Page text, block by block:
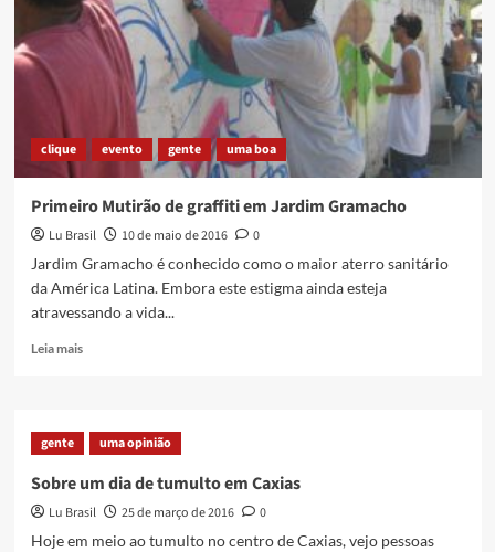
clique evento gente uma boa
Primeiro Mutirão de graffiti em Jardim Gramacho
Lu Brasil 10 de maio de 2016
0
Jardim Gramacho é conhecido como o maior aterro sanitário
da América Latina. Embora este estigma ainda esteja
atravessando a vida...
Leia maisRead
Mutirão
em
Jardim
Gramacho
gente uma opinião
Sobre um dia de tumulto em Caxias
Lu Brasil 25 de março de 2016
0
Hoje em meio ao tumulto no centro de Caxias, vejo pessoas